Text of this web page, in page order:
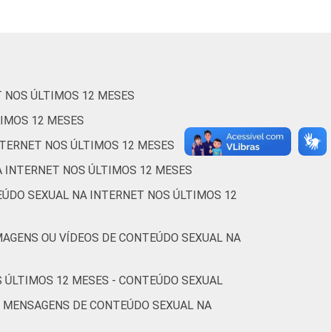
1 1
0 0 0 0
1 0 0 0
3 2 1
NOS ÚLTIMOS 12 MESES
12 MESES
NOS ÚLTIMOS 12 MESES
INTERNET NOS ÚLTIMOS 12 MESES
SEXUAL NA INTERNET NOS ÚLTIMOS 12
OU VÍDEOS DE CONTEÚDO SEXUAL NA
12 MESES - CONTEÚDO SEXUAL
DE CONTEÚDO SEXUAL NA